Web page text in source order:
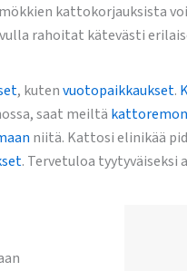
kattokorjauksista
rahoitat kätevästi
, kutenvuotopaikkaukset.
saat meiltä
niitä. Kattosi elinikää
. Tervetuloa tyytyväiseksi